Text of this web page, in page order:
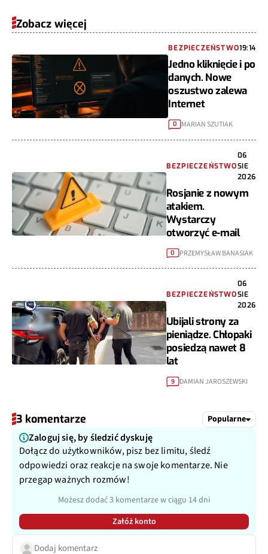
Zobacz więcej
BEZPIECZEŃSTWO19:14
Jedno kliknięcie i po
danych. Nowe
oszustwo zalewa
Internet
0 MARIAN SZUTIAK
BEZPIECZEŃSTWO
06
SIE
2026
Rosjanie z nowym
atakiem.
Wystarczy
otworzyć e-mail
0 PRZEMYSŁAW BANASIAK
BEZPIECZEŃSTWO
06
SIE
2026
Ubijali strony za
pieniądze. Chłopaki
posiedzą nawet 8
lat
9 DAMIAN JAROSZEWSKI
3 komentarze Popularne
Zaloguj się, by śledzić dyskuję
Dołącz do użytkowników, pisz bez limitu, śledź
odpowiedzi oraz reakcje na swoje komentarze. Nie
przegap ważnych rozmów!
Możesz dodać 3 komentarze w ciągu 14 dni
Załóż konto
Dodaj komentarz